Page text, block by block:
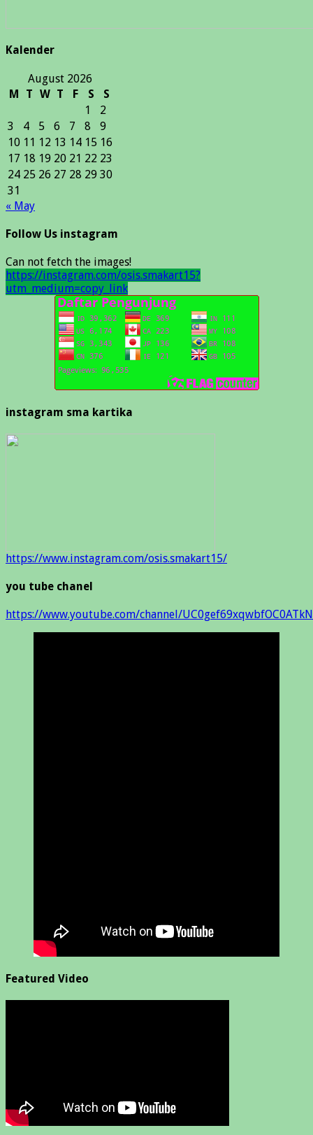
Kalender
August 2026
M
T W T F S
S
1
2
3
4 5 6 7 8
9
10 11 12 13 14 15 16
17 18 19 20 21 22 23
24 25 26 27 28 29 30
31
« May
Follow Us instagram
Can not fetch the images!
https://instagram.com/osis.smakart15?
utm_medium=copy_link
instagram sma kartika
https://www.instagram.com/osis.smakart15/
you tube chanel
https://www.youtube.com/channel/
Featured Video